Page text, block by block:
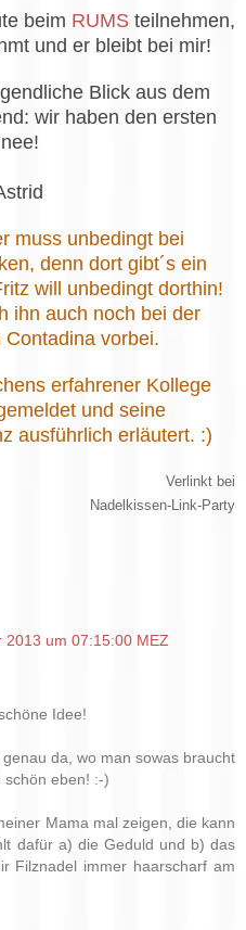
beim RUMSteilnehmen,
und er bleibt bei mir!
Blick aus dem
wir haben den ersten
muss unbedingt bei
denn dort gibt´s ein
will unbedingt dorthin!
ihn auch noch bei der
Contadina vorbei.
erfahrener Kollege
und seine
ausführlich erläutert. :)
Verlinkt bei
Nadelkissen-Link-Party
2013 um 07:15:00 MEZ
Idee!
da, wo man sowas braucht
schön eben! :-)
Mama mal zeigen, die kann
dafür a) die Geduld und b) das
Filznadel immer haarscharf am